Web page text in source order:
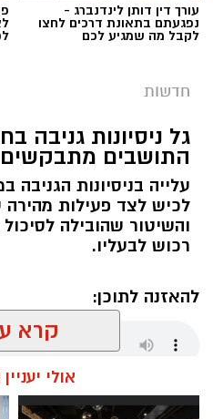
עורך דין דותן לינדנברג -
נפגעתם בתאונת דרכים לחצו
לקבל מה שמגיע לכם
חדשות
גל ניסיונות גניבה
התושבים מתבקשים
עלייה בניסיונות
לכיש לצד פעילות מהירה
והשיטור שהובילה
רכוש לבעליו.
להאזנה לתוכן:
אלדה נתנאל / 18:01 08.08.26
קרא
אולי